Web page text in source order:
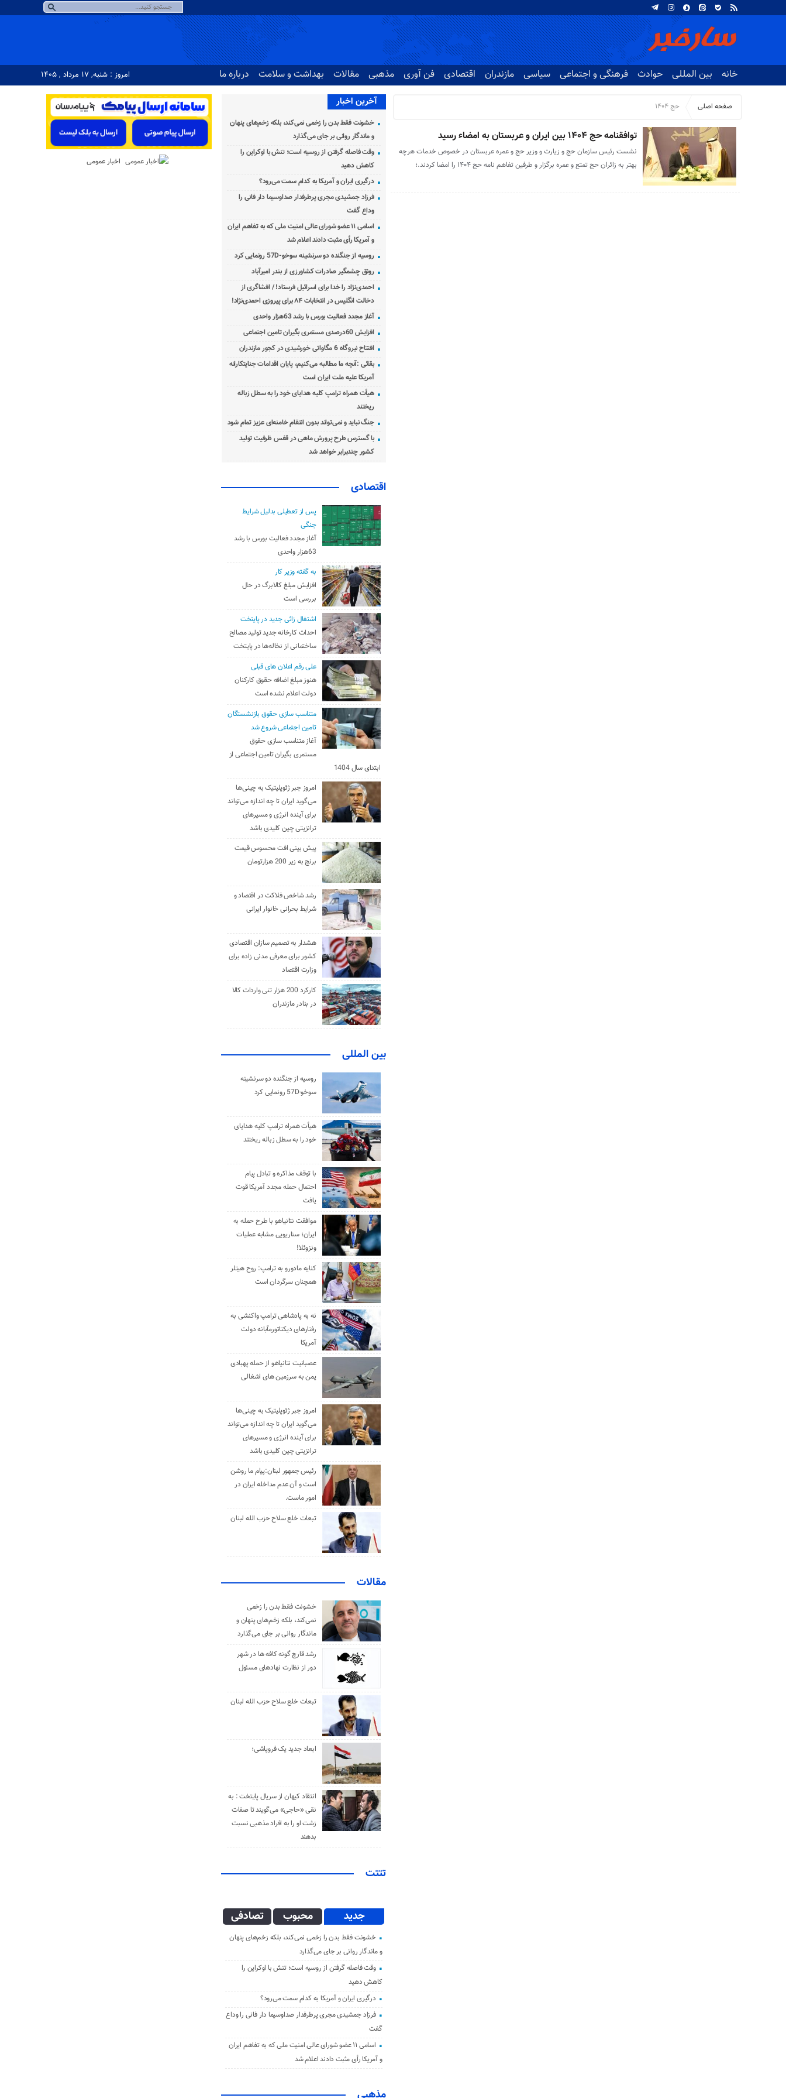
خانه بین المللی حوادث فرهنگی و اجتماعی سیاسی مازندران اقتصادی فن آوری مذهبی مقالات بهداشت و سلامت درباره ما امروز : شنبه, ۱۷ مرداد , ۱۴۰۵
صفحه اصلی حج ۱۴۰۴
توافقنامه حج ۱۴۰۴ بین ایران و عربستان به امضاء رسید
نشست رئیس سازمان حج و زیارت و وزیر حج و عمره عربستان در خصوص خدمات هرچه
بهتر به زائران حج تمتع و عمره برگزار و طرفین تفاهم نامه حج ۱۴۰۴ را امضا کردند.؛
آخرین اخبار
خشونت فقط بدن را زخمی نمی‌کند، بلکه زخم‌های پنهان
و ماندگار روانی بر جای می‌گذارد
وقت فاصله گرفتن از روسیه است؛ تنش با اوکراین را
کاهش دهید
درگیری ایران و آمریکا به کدام سمت می‌رود؟
فرزاد جمشیدی مجری پرطرفدار صداوسیما دار فانی را
وداع گفت
اسامی ۱۱ عضو شورای عالی امنیت ملی که به تفاهم ایران
و آمریکا رأی مثبت دادند اعلام شد
روسیه از جنگنده دو سرنشینه سوخو-57D رونمایی کرد
رونق چشمگیر صادرات کشاورزی از بندر امیرآباد
احمدی‌نژاد را خدا برای اسرائیل فرستاد! / افشاگری از
دخالت انگلیس در انتخابات ۸۴ برای پیروزی احمدی‌نژاد!
آغاز مجدد فعالیت بورس با رشد 63هزار واحدی
افزایش 60درصدی مستمری بگیران تامین اجتماعی
افتتاح نیروگاه 6 مگاواتی خورشیدی در کجور مازندران
بقائی :آنچه ما مطالبه می‌کنیم، پایان اقدامات جنایتکارانه
آمریکا علیه ملت ایران است
هیأت همراه ترامپ کلیه هدایای خود را به سطل زباله
ریختند
جنگ نباید و نمی‌تواند بدون انتقام خامنه‌ای عزیز تمام شود
با گسترس طرح پرورش ماهی در قفس ظرفیت تولید
کشور چندبرابر خواهد شد
اقتصادی
پس از تعطیلی بدلیل شرایط
جنگی
آغاز مجدد فعالیت بورس با رشد
63هزار واحدی
به گفته وزیر کار
افزایش مبلغ کالابرگ در حال
بررسی است
اشتغال زائی جدید در پایتخت
احداث کارخانه جدید تولید مصالح
ساختمانی از نخاله‌ها در پایتخت
علی رقم اعلان های قبلی
هنوز مبلغ اضافه حقوق کارکنان
دولت اعلام نشده است
متناسب سازی حقوق بازنشستگان
تامین اجتماعی شروع شد
آغاز متناسب سازی حقوق
مستمری بگیران تامین اجتماعی از
ابتدای سال 1404
امروز جبر ژئوپلیتیک به چینی‌ها
می‌گوید ایران تا چه اندازه می‌تواند
برای آینده انرژی و مسیرهای
ترانزیتی چین کلیدی باشد
پیش بینی افت محسوس قیمت
برنج به زیر 200 هزارتومان
رشد شاخص فلاکت در اقتصاد و
شرایط بحرانی خانوار ایرانی
هشدار به تصمیم سازان اقتصادی
کشور برای معرفی مدنی زاده برای
وزارت اقتصاد
کارکرد 200 هزار تنی واردات کالا
در بنادر مازندران
بین المللی
روسیه از جنگنده دو سرنشینه
سوخو-57D رونمایی کرد
هیأت همراه ترامپ کلیه هدایای
خود را به سطل زباله ریختند
با توقف مذاکره و تبادل پیام
احتمال حمله مجدد آمریکا قوت
یافت
موافقت نتانیاهو با طرح حمله به
ایران؛ سناریویی مشابه عملیات
ونزوئلا!
کنایه مادورو به ترامپ: روح هیتلر
همچنان سرگردان است
نه به پادشاهی ترامپ واکنشی به
رفتارهای دیکتاتورمآبانه دولت
آمریکا
عصبانیت نتانیاهو از حمله پهبادی
یمن به سرزمین های اشغالی
امروز جبر ژئوپلیتیک به چینی‌ها
می‌گوید ایران تا چه اندازه می‌تواند
برای آینده انرژی و مسیرهای
ترانزیتی چین کلیدی باشد
رئیس جمهور لبنان:پیام ما روشن
است و آن عدم مداخله ایران در
امور ماست.
تبعات خلع سلاح حزب الله لبنان
مقالات
خشونت فقط بدن را زخمی
نمی‌کند، بلکه زخم‌های پنهان و
ماندگار روانی بر جای می‌گذارد
رشد قارچ گونه کافه ها در شهر
دور از نظارت نهادهای مسئول
تبعات خلع سلاح حزب الله لبنان
ابعاد جدید یک فروپاشی؛
انتقاد کیهان از سریال پایتخت : به
نقی «حاجی» می‌گویند تا صفات
زشت او را به افراد مذهبی نسبت
بدهند
تتتت
جدید محبوب تصادفی
خشونت فقط بدن را زخمی نمی‌کند، بلکه زخم‌های پنهان
و ماندگار روانی بر جای می‌گذارد
وقت فاصله گرفتن از روسیه است؛ تنش با اوکراین را
کاهش دهید
درگیری ایران و آمریکا به کدام سمت می‌رود؟
فرزاد جمشیدی مجری پرطرفدار صداوسیما دار فانی را وداع
گفت
اسامی ۱۱ عضو شورای عالی امنیت ملی که به تفاهم ایران
و آمریکا رأی مثبت دادند اعلام شد
مذهبی
اخبار عمومی